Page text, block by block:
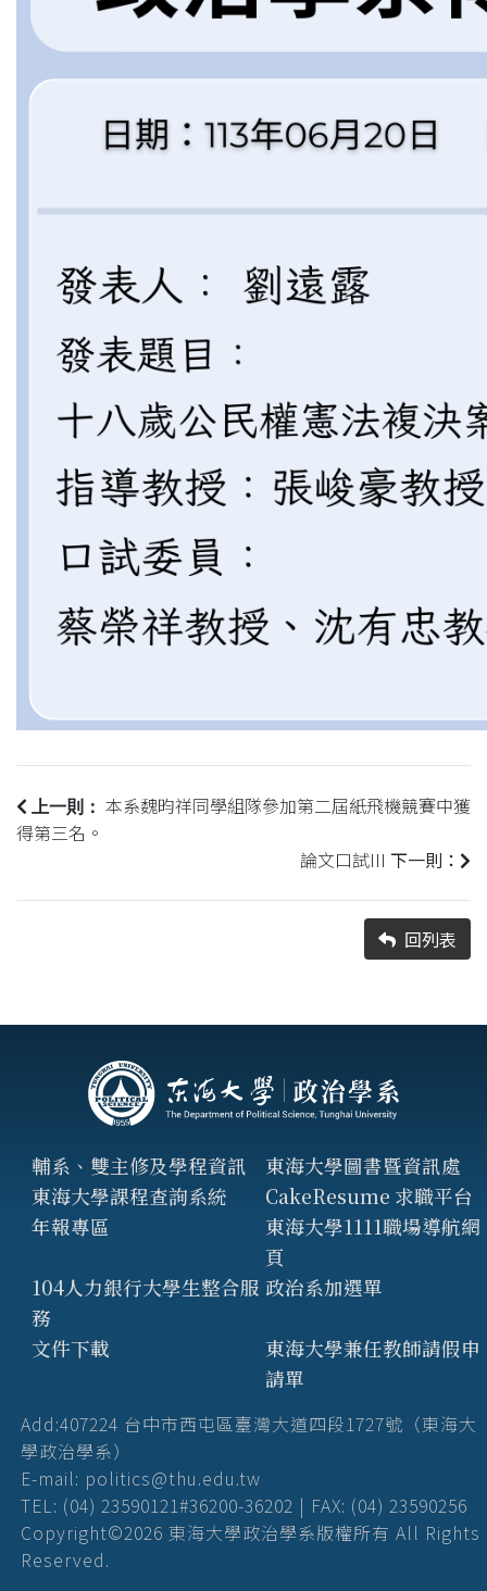
上一則：
本系魏昀祥同學組隊參加第二屆紙飛機競賽中獲
得第三名。
論文口試III 下一則：
回列表
輔系、雙主修及學程資訊
東海大學圖書暨資訊處
東海大學課程查詢系統
CakeResume 求職平台
年報專區
東海大學1111職場導航網
頁
104人力銀行大學生整合服
務
政治系加選單
文件下載
東海大學兼任教師請假申
請單
Add:407224 台中市西屯區臺灣大道四段1727號（東海大
學政治學系）
E-mail: politics@thu.edu.tw
TEL: (04) 23590121#36200-36202 | FAX: (04) 23590256
Copyright©2026 東海大學政治學系版權所有 All Rights
Reserved.